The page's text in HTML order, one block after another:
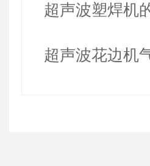
超声波塑焊机
超声波花边机